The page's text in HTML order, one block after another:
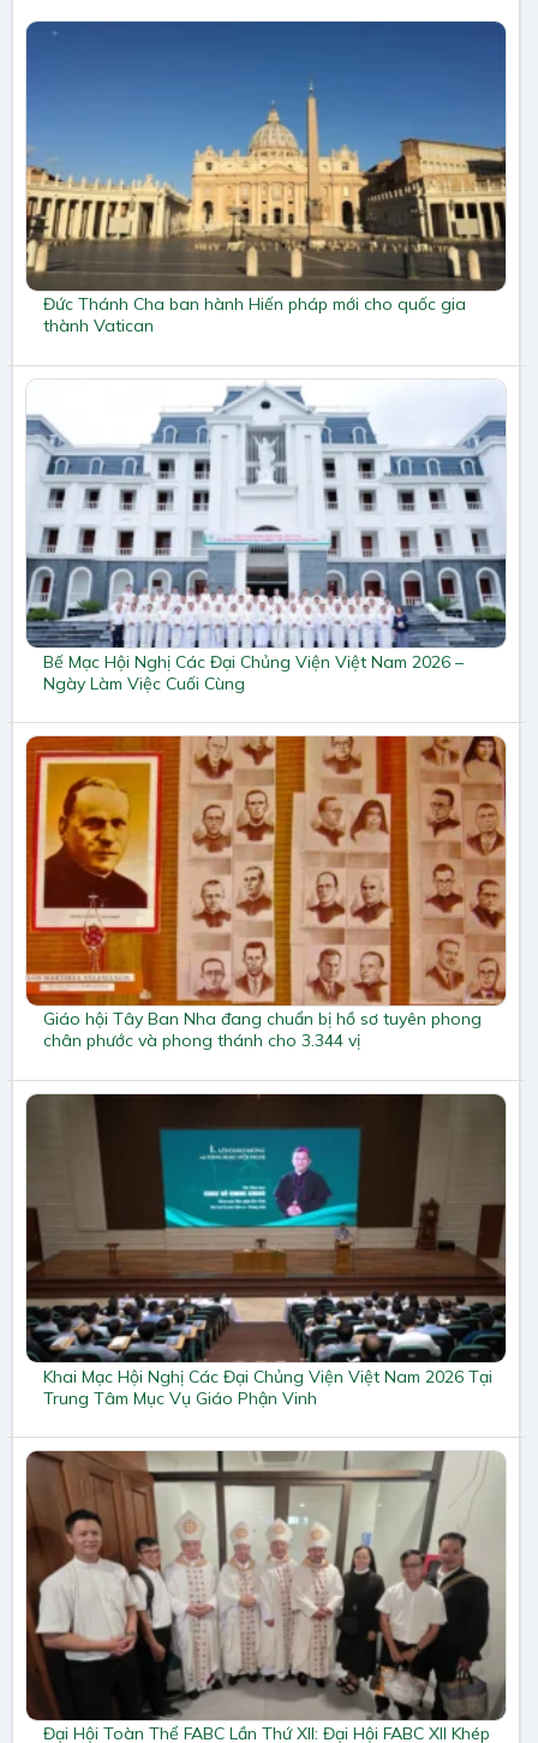
Đức Thánh Cha ban hành Hiến pháp mới cho quốc gia
thành Vatican
Bế Mạc Hội Nghị Các Đại Chủng Viện Việt Nam 2026 –
Ngày Làm Việc Cuối Cùng
Giáo hội Tây Ban Nha đang chuẩn bị hồ sơ tuyên phong
chân phước và phong thánh cho 3.344 vị
Khai Mạc Hội Nghị Các Đại Chủng Viện Việt Nam 2026 Tại
Trung Tâm Mục Vụ Giáo Phận Vinh
Đại Hội Toàn Thể FABC Lần Thứ XII: Đại Hội FABC XII Khép